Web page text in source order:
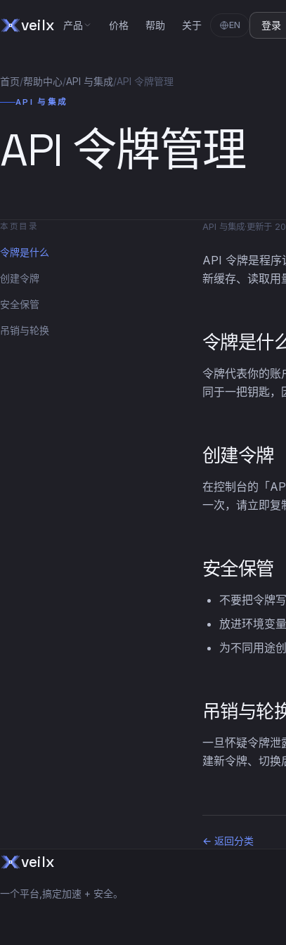
veilx 产品 价格 帮助 关于 EN 登录
首页/帮助中心/API 与集成/API 令牌管理
API 与集成
API 令牌管理
本页目录
令牌是什么
创建令牌
安全保管
吊销与轮换
API 与集成·更新于
API 令牌是程
新缓存、读取用
令牌是什
令牌代表你的账
同于一把钥匙，
创建令牌
在控制台的「
一次，请立即复
安全保管
不要把令牌
放进环境变
为不同用途
吊销与轮
一旦怀疑令牌泄
建新令牌、切换
← 返回分类
veilx
一个平台,搞定加速 + 安全。